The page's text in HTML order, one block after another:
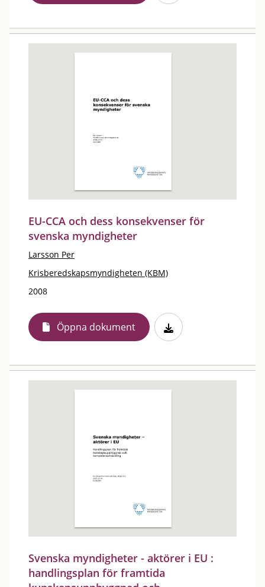
EU-CCA och dess konsekvenser för
svenska myndigheter
Larsson Per
Krisberedskapsmyndigheten (KBM)
2008
Öppna dokument
Svenska myndigheter - aktörer i EU :
handlingsplan för framtida